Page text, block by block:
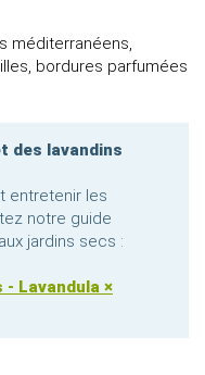
méditerranéens,
bordures parfumées
des lavandins
entretenir les
notre guide
jardins secs :
- Lavandula ×